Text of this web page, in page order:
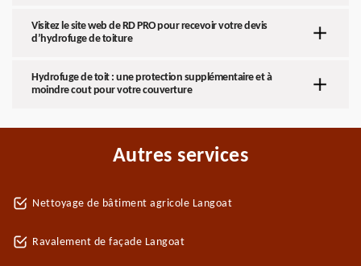
Visitez le site web de RD PRO pour recevoir votre devis
d’hydrofuge de toiture
Hydrofuge de toit : une protection supplémentaire et à
moindre cout pour votre couverture
Autres services
Nettoyage de bâtiment agricole Langoat
Ravalement de façade Langoat